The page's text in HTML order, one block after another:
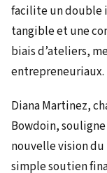
facilite un double
tangible et une
biais d’ateliers,
entrepreneuriaux.
Diana Martinez,
Bowdoin,
nouvelle vision du
simple soutien